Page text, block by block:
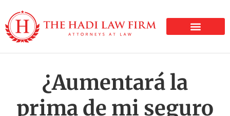
¿Aumentará la
prima de mi seguro